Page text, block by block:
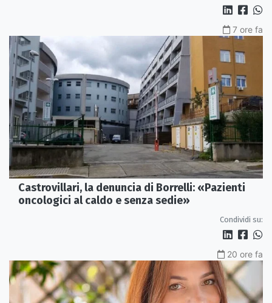
7 ore fa
Castrovillari, la denuncia di Borrelli: «Pazienti
oncologici al caldo e senza sedie»
Condividi su:
20 ore fa